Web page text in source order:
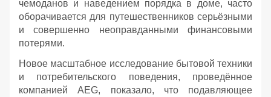
чемоданов и наведением порядка в доме, часто
оборачивается для путешественников серьёзными
и совершенно неоправданными финансовыми
потерями.
Новое масштабное исследование бытовой техники
и потребительского поведения, проведённое
компанией AEG, показало, что подавляющее